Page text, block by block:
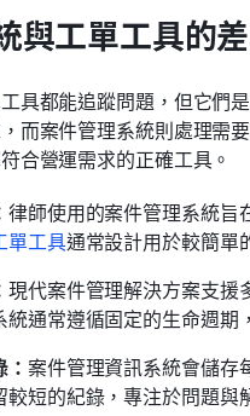
與工單工具的
具都能追蹤問題，但它們
而案件管理系統則處理需
合營運需求的正確工具。
律師使用的案件管理系統旨
單工具通常設計用於較簡單
現代案件管理解決方案支援
通常遵循固定的生命週期
案件管理資訊系統會儲存
短的紀錄，專注於問題與